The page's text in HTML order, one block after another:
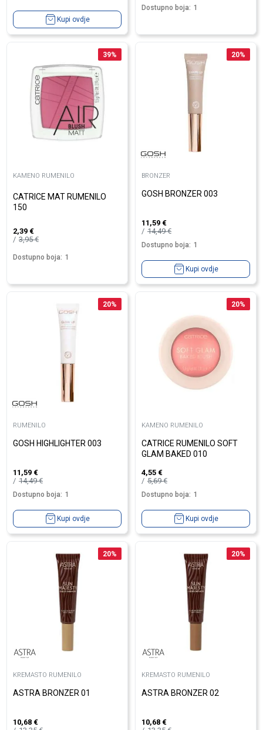
Kupi ovdje
Dostupno boja: 1
39%
KAMENO RUMENILO
CATRICE MAT RUMENILO
150
2,39 €
3,95€
Dostupno boja: 1
20%
BRONZER
GOSH BRONZER 003
11,59 €
14,49€
Dostupno boja: 1
Kupi ovdje
20%
RUMENILO
GOSH HIGHLIGHTER 003
11,59 €
14,49€
Dostupno boja: 1
Kupi ovdje
20%
KAMENO RUMENILO
CATRICE RUMENILO SOFT
GLAM BAKED 010
4,55 €
5,69€
Dostupno boja: 1
Kupi ovdje
20%
KREMASTO RUMENILO
ASTRA BRONZER 01
10,68 €
20%
KREMASTO RUMENILO
ASTRA BRONZER 02
10,68 €